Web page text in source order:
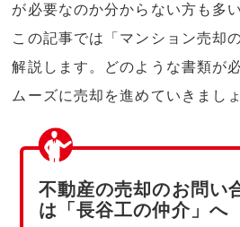
が必要なのか分からない方も多
この記事では「マンション売却
解説します。どのような書類が
ムーズに売却を進めていきましょ
不動産の売却のお問い
は「長谷工の仲介」へ